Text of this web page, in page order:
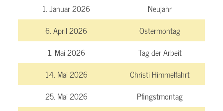
1. Januar 2026
Neujahr
6. April 2026
Ostermontag
1. Mai 2026
Tag der Arbeit
14. Mai 2026
Christi Himmelfahrt
25. Mai 2026
Pfingstmontag